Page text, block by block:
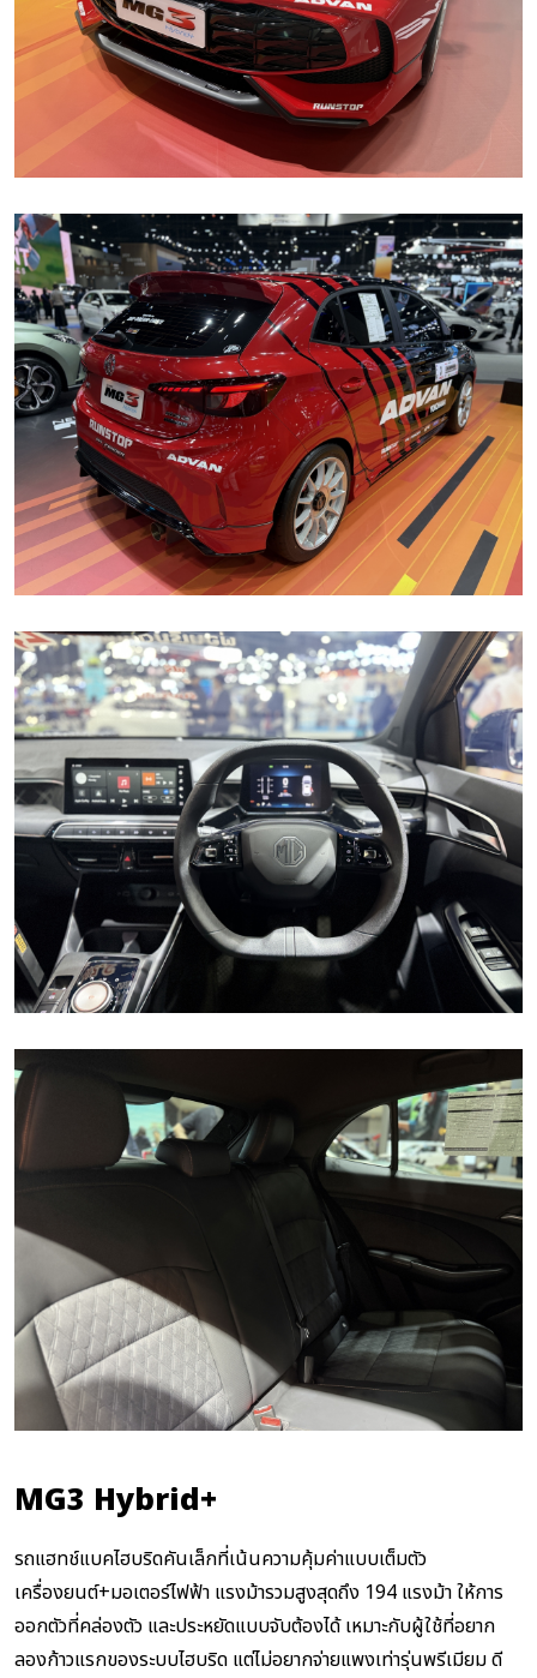
MG3 Hybrid+
รถแฮทช์แบคไฮบริดคันเล็กที่เน้นความคุ้มค่าแบบเต็มตัว
เครื่องยนต์+มอเตอร์ไฟฟ้า แรงม้ารวมสูงสุดถึง 194 แรงม้า ให้การ
ออกตัวที่คล่องตัว และประหยัดแบบจับต้องได้ เหมาะกับผู้ใช้ที่อยาก
ลองก้าวแรกของระบบไฮบริด แต่ไม่อยากจ่ายแพงเท่ารุ่นพรีเมียม ดี